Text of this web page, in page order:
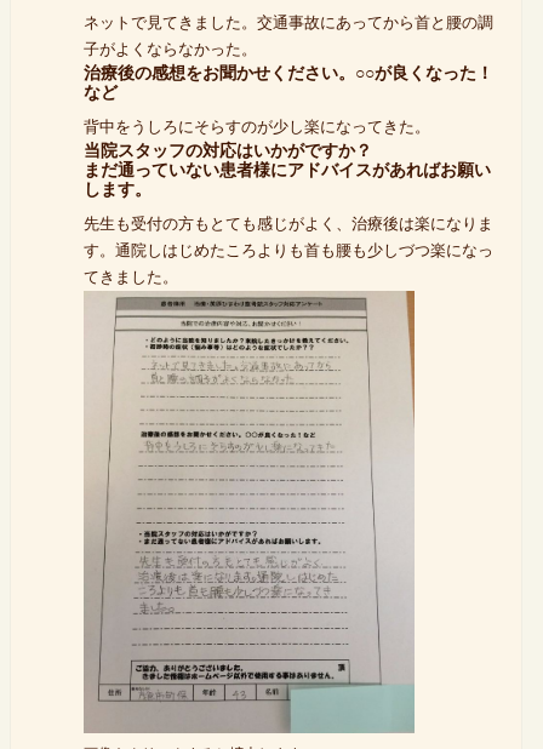
ネットで見てきました。交通事故にあってから首と腰の調
子がよくならなかった。
治療後の感想をお聞かせください。○○が良くなった！
など
背中をうしろにそらすのが少し楽になってきた。
当院スタッフの対応はいかがですか？
まだ通っていない患者様にアドバイスがあればお願い
します。
先生も受付の方もとても感じがよく、治療後は楽になりま
す。通院しはじめたころよりも首も腰も少しづつ楽になっ
てきました。